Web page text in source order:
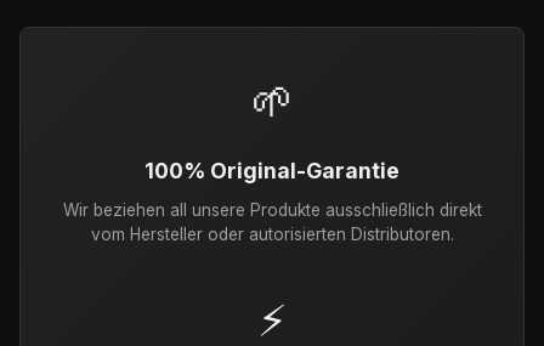
🌱
100% Original-Garantie
Wir beziehen all unsere Produkte ausschließlich direkt
vom Hersteller oder autorisierten Distributoren.
⚡